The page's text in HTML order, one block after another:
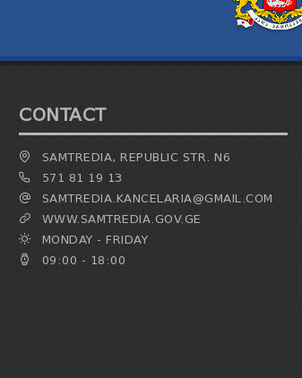
CONTACT
SAMTREDIA, REPUBLIC STR. N6
571 81 19 13
SAMTREDIA.KANCELARIA@GMAIL.COM
WWW.SAMTREDIA.GOV.GE
MONDAY - FRIDAY
09:00 - 18:00